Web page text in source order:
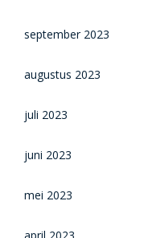
september 2023
augustus 2023
juli 2023
juni 2023
mei 2023